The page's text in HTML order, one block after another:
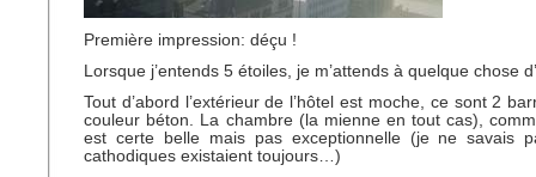
Première impression: déçu !
Lorsque j’entends 5 étoiles, je m’attends à quelque chose
Tout d’abord l’extérieur de l’hôtel est moche, ce sont 2
couleur béton. La chambre (la mienne en tout cas),
est certe belle mais pas exceptionnelle (je ne savais
cathodiques existaient toujours…)